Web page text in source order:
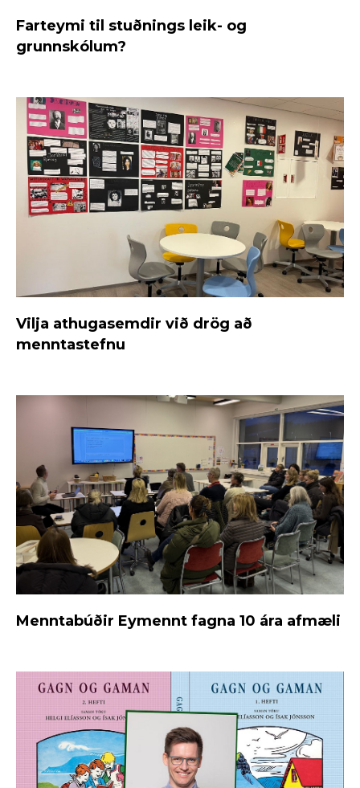
Farteymi til stuðnings leik- og
grunnskólum?
Vilja athugasemdir við drög að
menntastefnu
Menntabúðir Eymennt fagna 10 ára afmæli